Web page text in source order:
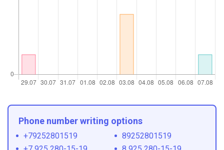
Phone number writing options
+79252801519
89252801519